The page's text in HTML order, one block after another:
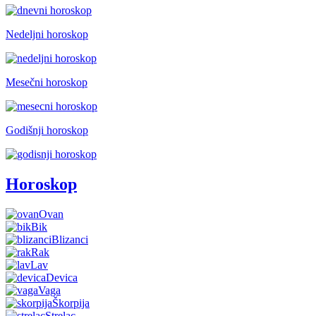
Nedeljni horoskop
Mesečni horoskop
Godišnji horoskop
Horoskop
Ovan
Bik
Blizanci
Rak
Lav
Devica
Vaga
Škorpija